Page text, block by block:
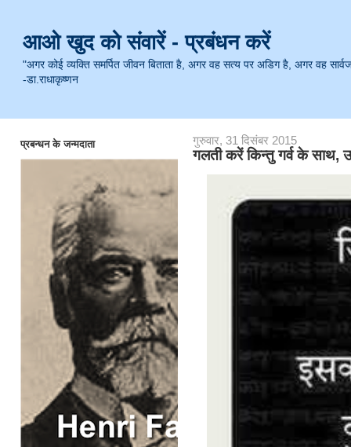
आओ खुद को संवारें - प्रबंधन करें
"अगर कोई व्यक्ति समर्पित जीवन बिताता है, अगर वह सत्य पर अडिग है, अगर वह
-डा.राधाकृष्णन
प्रबन्धन के जन्मदाता गुरुवार, 31 दिसंबर 2015
गलती करें किन्तु गर्व के साथ,